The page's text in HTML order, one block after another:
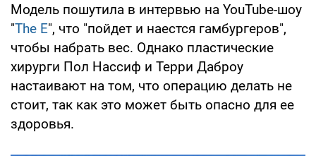
Модель пошутила в интервью на YouTube-шоу
"The E", что "пойдет и наестся гамбургеров",
чтобы набрать вес. Однако пластические
хирурги Пол Нассиф и Терри Даброу
настаивают на том, что операцию делать не
стоит, так как это может быть опасно для ее
здоровья.